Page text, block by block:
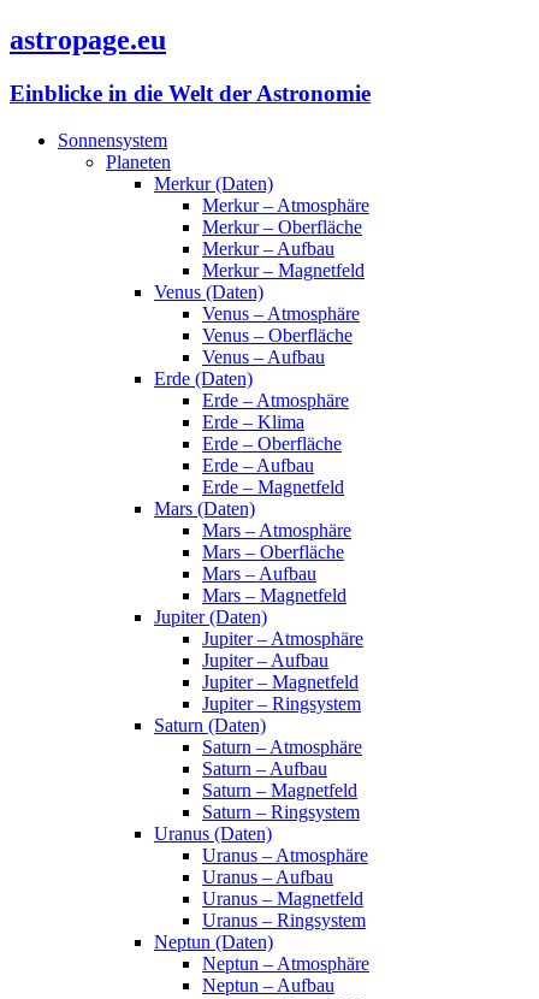
astropage.eu
Einblicke in die Welt der Astronomie
Sonnensystem
Planeten
Merkur (Daten)
Merkur – Atmosphäre
Merkur – Oberfläche
Merkur – Aufbau
Merkur – Magnetfeld
Venus (Daten)
Venus – Atmosphäre
Venus – Oberfläche
Venus – Aufbau
Erde (Daten)
Erde – Atmosphäre
Erde – Klima
Erde – Oberfläche
Erde – Aufbau
Erde – Magnetfeld
Mars (Daten)
Mars – Atmosphäre
Mars – Oberfläche
Mars – Aufbau
Mars – Magnetfeld
Jupiter (Daten)
Jupiter – Atmosphäre
Jupiter – Aufbau
Jupiter – Magnetfeld
Jupiter – Ringsystem
Saturn (Daten)
Saturn – Atmosphäre
Saturn – Aufbau
Saturn – Magnetfeld
Saturn – Ringsystem
Uranus (Daten)
Uranus – Atmosphäre
Uranus – Aufbau
Uranus – Magnetfeld
Uranus – Ringsystem
Neptun (Daten)
Neptun – Atmosphäre
Neptun – Aufbau